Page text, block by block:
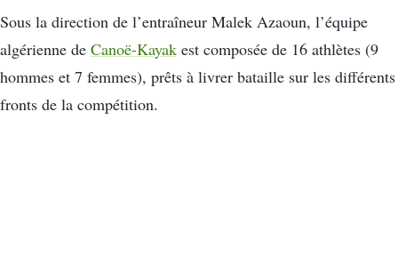
Sous la direction de l’entraîneur Malek Azaoun, l’équipe
algérienne de Canoë-Kayak est composée de 16 athlètes (9
hommes et 7 femmes), prêts à livrer bataille sur les différents
fronts de la compétition.